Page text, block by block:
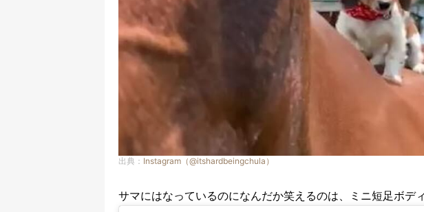
出典： Instagram（@itshardbeingchula）
サマにはなっているのになんだか笑えるのは、ミニ短足ボデ